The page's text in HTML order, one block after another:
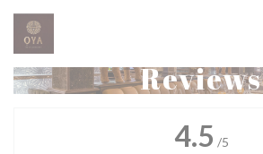
Cookies beheer paneel
Reviews
4.5 /5